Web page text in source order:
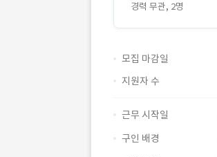
경력 무관, 2명
모집 마감일
지원자 수
근무 시작일
구인 배경